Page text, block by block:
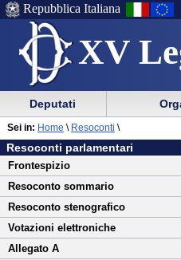
XV
Menu
di
ausilio
alla
navigazione
Menu
di
navigazione
principale
Repubblica Italiana
Menu
di
navigazione
principale
menu
di
sezione
Deputati
Vai
al
contenuto
Resoconti parlamentari
Frontespizio
Resoconto sommario
Resoconto stenografico
Votazioni elettroniche
Allegato A
Sei in: Home \ Resoconti \